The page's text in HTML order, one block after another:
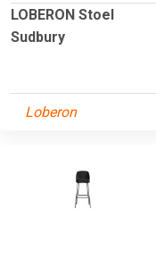
LOBERON Stoel
Sudbury
Loberon